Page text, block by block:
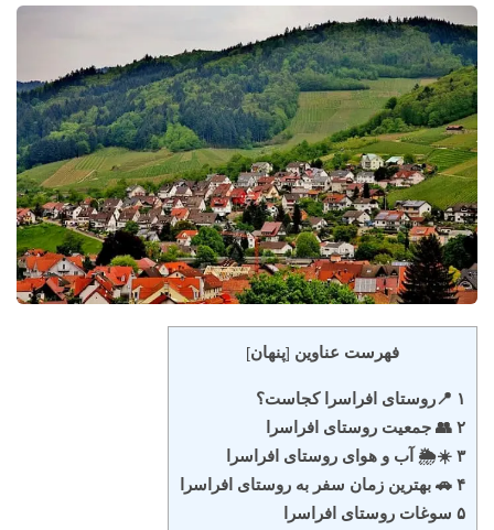
فهرست عناوین [پنهان]
۱ 📍روستای افراسرا کجاست؟
۲ 👥 جمعیت روستای افراسرا
۳ ☀️🌦️ آب و هوای روستای افراسرا
۴ 🚗 بهترین زمان سفر به روستای افراسرا
۵ سوغات روستای افراسرا